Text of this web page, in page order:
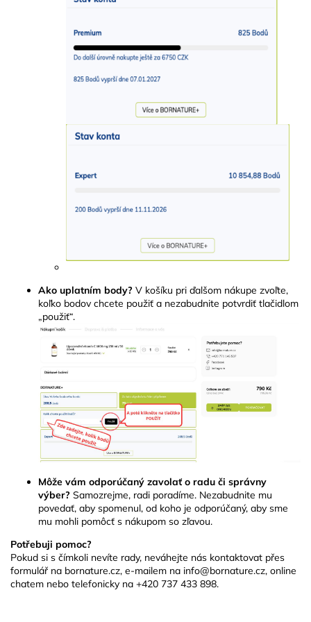
Ako uplatním body? V košíku pri ďalšom nákupe zvoľte,
koľko bodov chcete použiť a nezabudnite potvrdiť tlačidlom
„použiť“.
Môže vám odporúčaný zavolať o radu či správny
výber? Samozrejme, radi poradíme. Nezabudnite mu
povedať, aby spomenul, od koho je odporúčaný, aby sme
mu mohli pomôcť s nákupom so zľavou.
Potřebuji pomoc?
Pokud si s čímkoli nevíte rady, neváhejte nás kontaktovat přes
formulář na bornature.cz, e-mailem na info@bornature.cz, online
chatem nebo telefonicky na +420 737 433 898.